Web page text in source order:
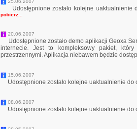
25.06.2007
Udostępnione zostało kolejne uaktualnienie
pobierz...
20.06.2007
Udostępnione zostało demo aplikacji Geoxa
internecie. Jest to kompleksowy pakiet,
przestrzennymi. Aplikacja niebawem będzie
15.06.2007
Udostępnione zostało kolejne uaktualnienie do
08.06.2007
Udostępnione zostało kolejne uaktualnienie do